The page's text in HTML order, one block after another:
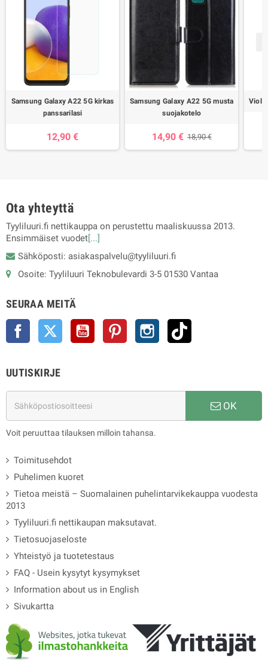
Samsung Galaxy A22 5G kirkas
panssarilasi
12,90 €
Samsung Galaxy A22 5G musta
suojakotelo
14,90 € 18,90 €
Ota yhteyttä
Tyyliluuri.fi nettikauppa on perustettu maaliskuussa 2013.
Ensimmäiset vuodet[...]
Sähköposti: asiakaspalvelu@tyyliluuri.fi
Osoite: Tyyliluuri Teknobulevardi 3-5 01530 Vantaa
SEURAA MEITÄ
Facebook Twitter YouTube Pinterest Instagram
UUTISKIRJE
OK
Voit peruuttaa tilauksen milloin tahansa.
Toimitusehdot
Puhelimen kuoret
Tietoa meistä – Suomalainen puhelintarvikekauppa vuodesta
2013
Tyyliluuri.fi nettikaupan maksutavat.
Tietosuojaseloste
Yhteistyö ja tuotetestaus
FAQ - Usein kysytyt kysymykset
Information about us in English
Sivukartta